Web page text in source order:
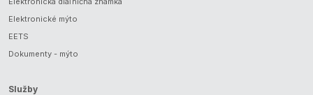
Elektronické mýto
EETS
Dokumenty - mýto
Služby